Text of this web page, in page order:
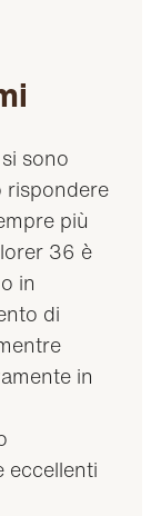
sono
rispondere
più
36 è
in
di
in
eccellenti